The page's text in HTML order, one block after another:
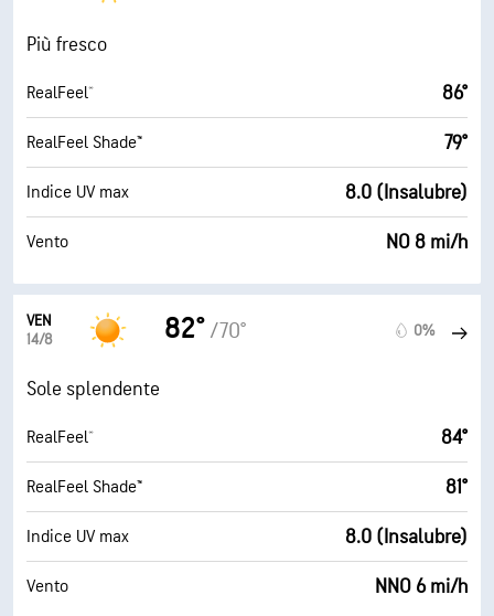
Più fresco
RealFeel® 86°
RealFeel Shade™ 79°
Indice UV max 8.0 (Insalubre)
Vento NO 8 mi/h
VEN
14/8
82° /70° 0%
Sole splendente
RealFeel® 84°
RealFeel Shade™ 81°
Indice UV max 8.0 (Insalubre)
Vento NNO 6 mi/h